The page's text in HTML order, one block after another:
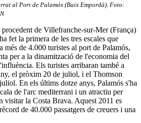
al Port de Palamós (Baix Empordà). Foto:
de Villefranche-sur-Mer (França)
fet la primera de les tres escales que
més de 4.000 turistes al port de Palamós,
per a la dinamització de l'economia del
Els turistes arribaran també a
el pròxim 20 de juliol, i el Thomson
En els últims dotze anys, Palamós s'ha
de l'arc mediterrani i un atractiu per
visitar la Costa Brava. Aquest 2011 es
de 40.000 passatgers de creuers i una